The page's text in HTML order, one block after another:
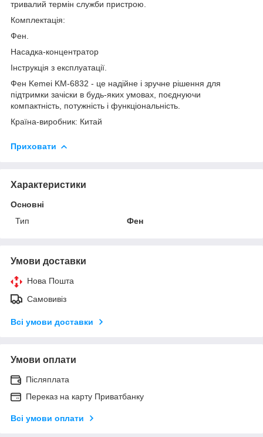
тривалий термін служби пристрою.
Комплектація:
Фен.
Насадка-концентратор
Інструкція з експлуатації.
Фен Kemei KM-6832 - це надійне і зручне рішення для
підтримки зачіски в будь-яких умовах, поєднуючи
компактність, потужність і функціональність.
Країна-виробник: Китай
Приховати
Характеристики
Основні
Тип
Фен
Умови доставки
Нова Пошта
Самовивіз
Всі умови доставки
Умови оплати
Післяплата
Переказ на карту Приватбанку
Всі умови оплати